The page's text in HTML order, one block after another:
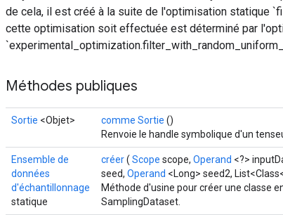
de cela, il est créé à la suite de l'optimisation statique
cette optimisation soit effectuée est déterminé par
Méthodes publiques
Sortie <Objet> comme Sortie ()
Renvoie le handle symbolique d'un
Ensemble de
données
d'échantillonnage
statique
créer( Scope scope, Operand <?>
seed, Operand <Long> seed2,
Méthode d'usine pour créer une classe
SamplingDataset.